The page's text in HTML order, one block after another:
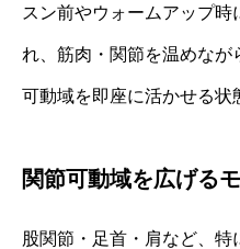
スン前やウォームアップ時
れ、筋肉・関節を温めなが
可動域を即座に活かせる状
関節可動域を広げる
股関節・足首・肩など、